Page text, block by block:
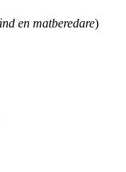
en matberedare)